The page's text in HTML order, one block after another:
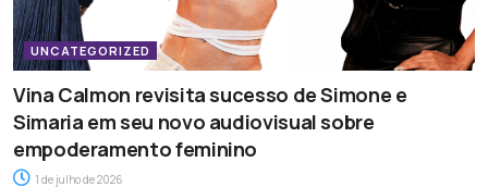
UNCATEGORIZED
Vina Calmon revisita sucesso de Simone e
Simaria em seu novo audiovisual sobre
empoderamento feminino
1 de julho de 2026